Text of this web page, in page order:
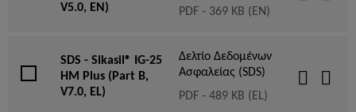
V5.0, EN)
PDF - 369 KB (EN)
SDS - Sikasil® IG-25
HM Plus (Part B,
V7.0, EL)
Δελτίο Δεδομένων
Ασφαλείας (SDS)
PDF - 489 KB (EL)